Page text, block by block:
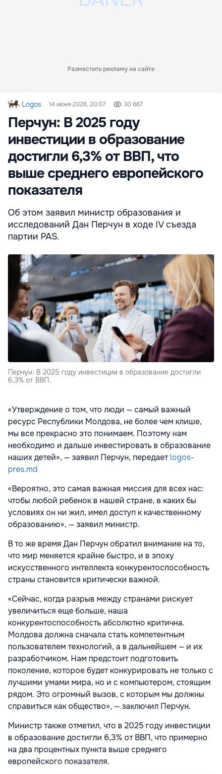
Разместить рекламу на сайте
Logos 14 июня 2026, 20:07 30 667
Перчун: В 2025 году
инвестиции в образование
достигли 6,3% от ВВП, что
выше среднего европейского
показателя
Об этом заявил министр образования и
исследований Дан Перчун в ходе IV съезда
партии PAS.
Перчун: В 2025 году инвестиции в образование достигли
6,3% от ВВП.
«Утверждение о том, что люди — самый важный
ресурс Республики Молдова, не более чем клише,
мы все прекрасно это понимаем. Поэтому нам
необходимо и дальше инвестировать в образование
наших детей», — заявил Перчун, передаетlogos-
pres.md
«Вероятно, это самая важная миссия для всех нас:
чтобы любой ребенок в нашей стране, в каких бы
условиях он ни жил, имел доступ к качественному
образованию», — заявил министр.
В то же время Дан Перчун обратил внимание на то,
что мир меняется крайне быстро, и в эпоху
искусственного интеллекта конкурентоспособность
страны становится критически важной.
«Сейчас, когда разрыв между странами рискует
увеличиться еще больше, наша
конкурентоспособность абсолютно критична.
Молдова должна сначала стать компетентным
пользователем технологий, а в дальнейшем — и их
разработчиком. Нам предстоит подготовить
поколение, которое будет конкурировать не только с
лучшими умами мира, но и с компьютером, стоящим
рядом. Это огромный вызов, с которым мы должны
справиться как общество», — заключил Перчун.
Министр также отметил, что в 2025 году инвестиции
в образование достигли 6,3% от ВВП, что примерно
на два процентных пункта выше среднего
европейского показателя.